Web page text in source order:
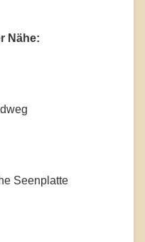
Nähe:
Seenplatte